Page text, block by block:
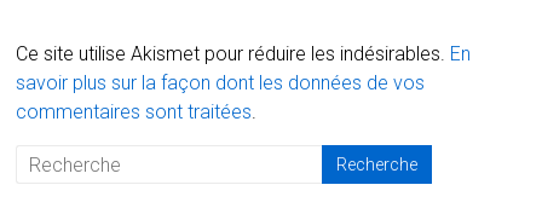
Ce site utilise Akismet pour réduire les indésirables. En
savoir plus sur la façon dont les données de vos
commentaires sont traitées.